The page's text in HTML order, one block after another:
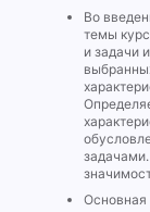
Во
темы
и задачи
Основная